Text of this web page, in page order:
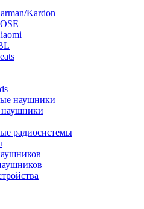
Kardon
наушники
радиосистемы